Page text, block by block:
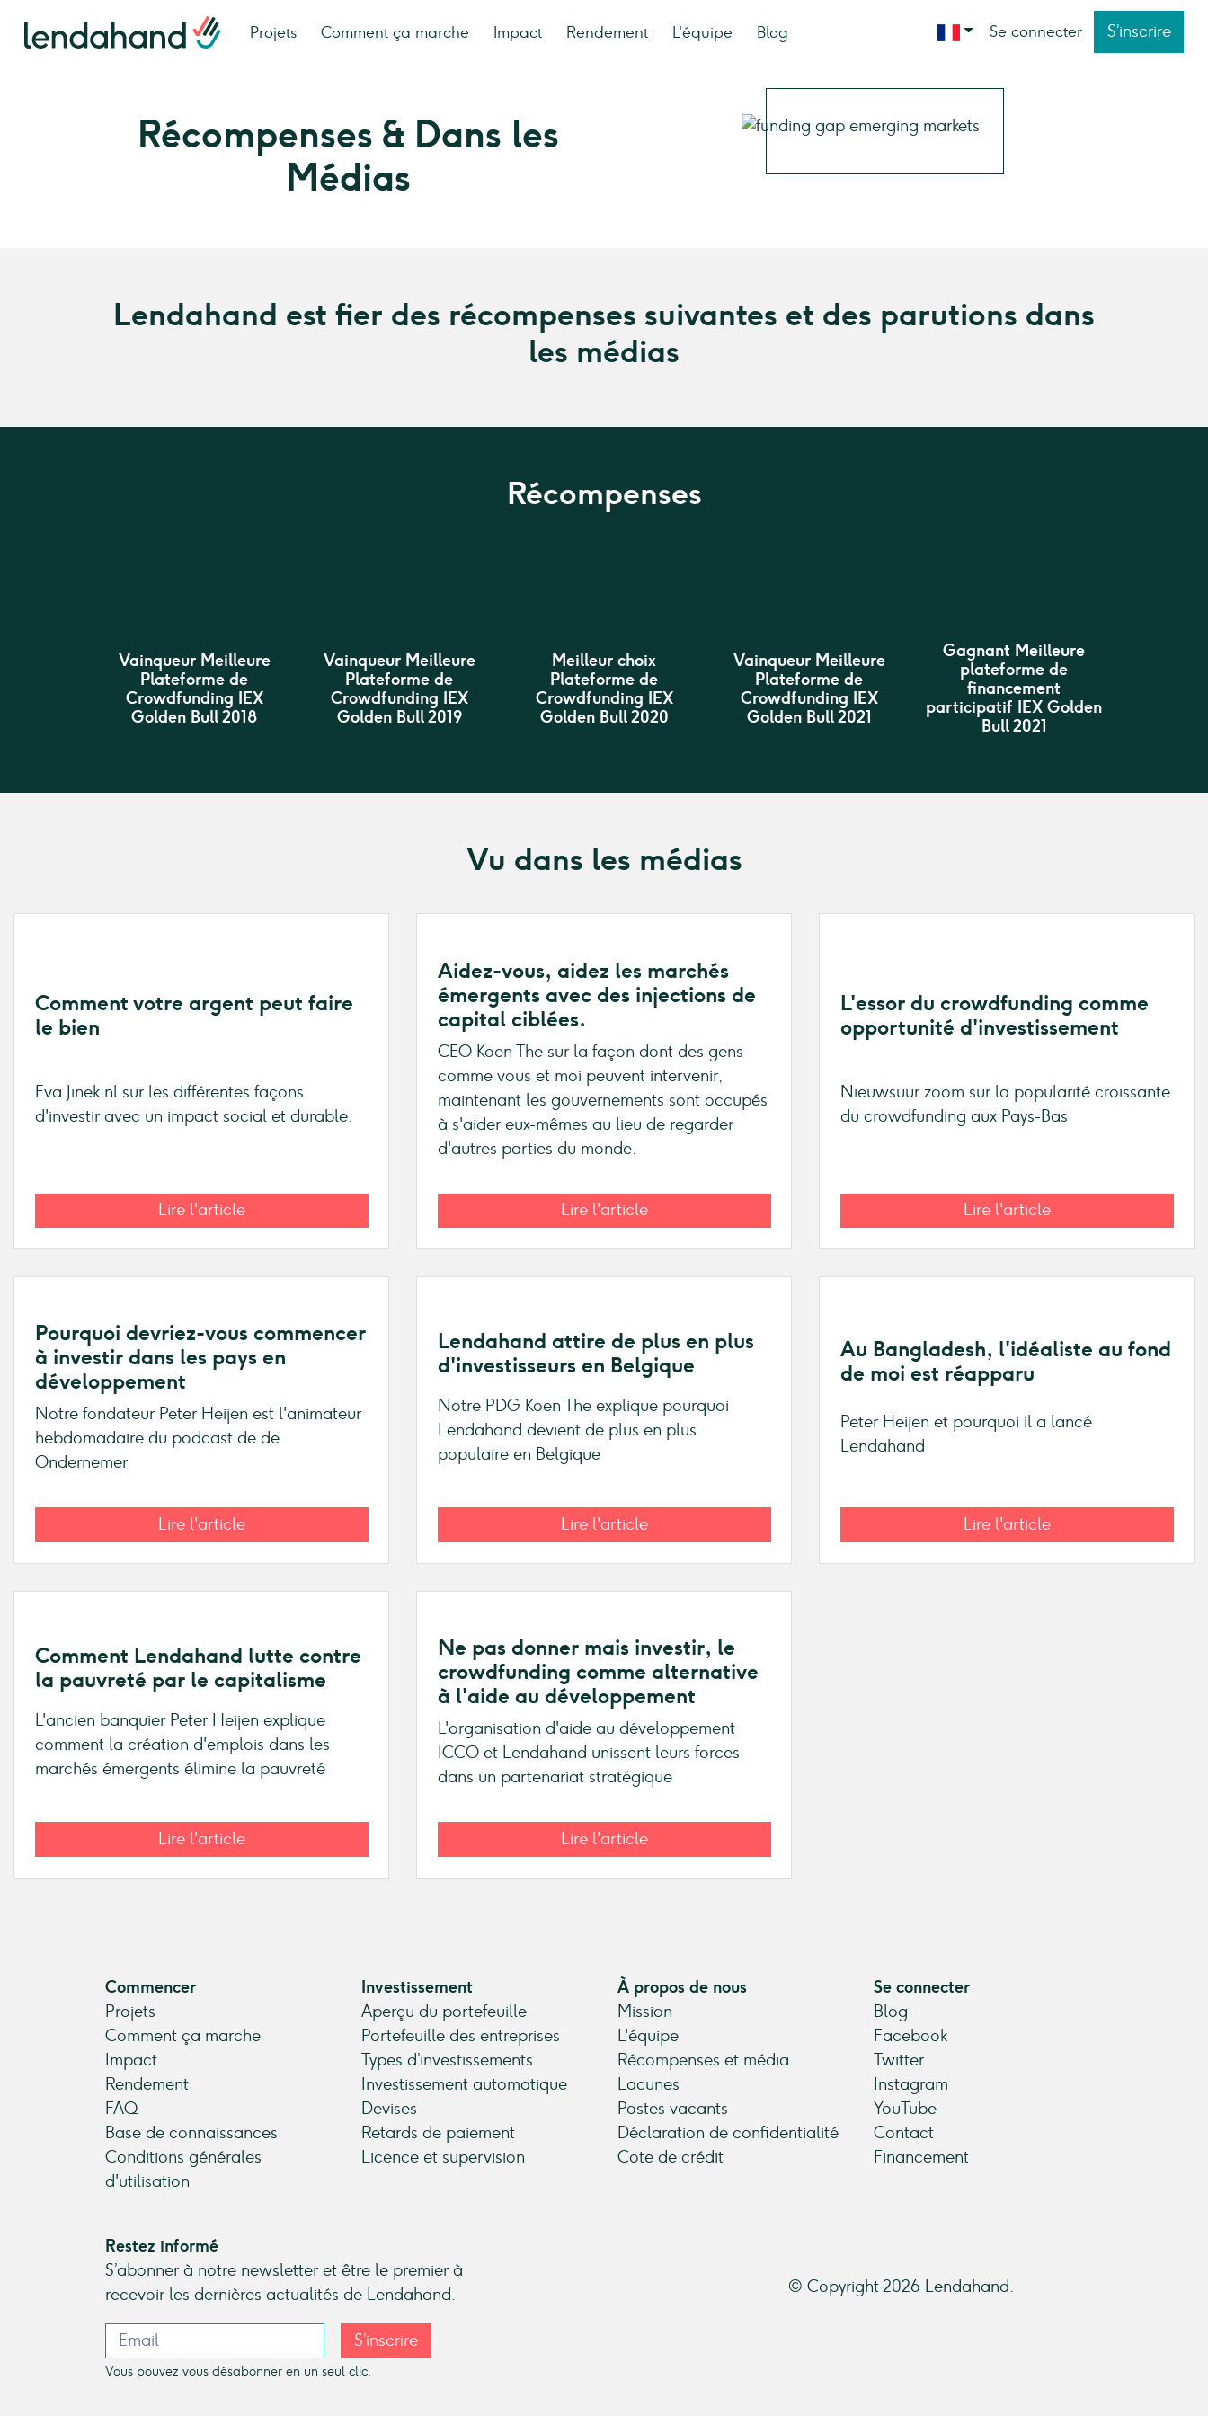
Projets Comment ça marche Impact Rendement L'équipe Blog Se connecter S’inscrire
Récompenses & Dans les
Médias
Lendahand est fier des récompenses suivantes et des parutions dans
les médias
Récompenses
Vainqueur Meilleure
Plateforme de
Crowdfunding IEX
Golden Bull 2018
Vainqueur Meilleure
Plateforme de
Crowdfunding IEX
Golden Bull 2019
Meilleur choix
Plateforme de
Crowdfunding IEX
Golden Bull 2020
Vainqueur Meilleure
Plateforme de
Crowdfunding IEX
Golden Bull 2021
Gagnant Meilleure
plateforme de
financement
participatif IEX Golden
Bull 2021
Vu dans les médias
Comment votre argent peut faire
le bien
Eva Jinek.nl sur les différentes façons
d'investir avec un impact social et durable.
Lire l'article
Aidez-vous, aidez les marchés
émergents avec des injections de
capital ciblées.
CEO Koen The sur la façon dont des gens
comme vous et moi peuvent intervenir,
maintenant les gouvernements sont occupés
à s'aider eux-mêmes au lieu de regarder
d'autres parties du monde.
Lire l'article
L'essor du crowdfunding comme
opportunité d'investissement
Nieuwsuur zoom sur la popularité croissante
du crowdfunding aux Pays-Bas
Lire l'article
Pourquoi devriez-vous commencer
à investir dans les pays en
développement
Notre fondateur Peter Heijen est l'animateur
hebdomadaire du podcast de de
Ondernemer
Lire l'article
Lendahand attire de plus en plus
d'investisseurs en Belgique
Notre PDG Koen The explique pourquoi
Lendahand devient de plus en plus
populaire en Belgique
Lire l'article
Au Bangladesh, l'idéaliste au fond
de moi est réapparu
Peter Heijen et pourquoi il a lancé
Lendahand
Lire l'article
Comment Lendahand lutte contre
la pauvreté par le capitalisme
L'ancien banquier Peter Heijen explique
comment la création d'emplois dans les
marchés émergents élimine la pauvreté
Lire l'article
Ne pas donner mais investir, le
crowdfunding comme alternative
à l'aide au développement
L'organisation d'aide au développement
ICCO et Lendahand unissent leurs forces
dans un partenariat stratégique
Lire l'article
Commencer
Projets
Comment ça marche
Impact
Rendement
FAQ
Base de connaissances
Conditions générales
d'utilisation
Investissement
Aperçu du portefeuille
Portefeuille des entreprises
Types d’investissements
Investissement automatique
Devises
Retards de paiement
Licence et supervision
À propos de nous
Mission
L'équipe
Récompenses et média
Lacunes
Postes vacants
Déclaration de confidentialité
Cote de crédit
Se connecter
Blog
Facebook
Twitter
Instagram
YouTube
Contact
Financement
Restez informé
S’abonner à notre newsletter et être le premier à
recevoir les dernières actualités de Lendahand.
S’inscrire
Vous pouvez vous désabonner en un seul clic.
© Copyright 2026 Lendahand.